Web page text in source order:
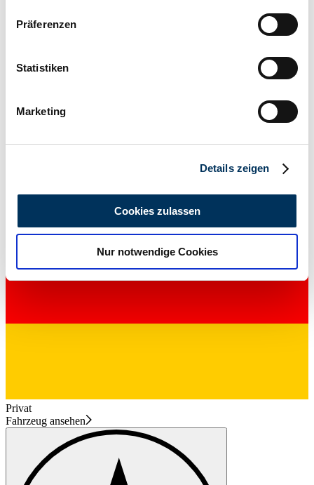
Informationen über Ihre geografische Lage
können
bestimmten Merkmalen (Fingerprinting) identifizieren
Erfahren Sie mehr darüber, wie Ihre persönlichen Daten
analysieren. Außerdem geben wir Informationen zu Ihrer
Verwendung unserer Website an unsere Partner für
soziale Medien, Werbung und Analysen weiter. Unsere
haben oder die sie im Rahmen Ihrer Nutzung der Dienste
Präferenzen
Statistiken
Marketing
Details zeigen
Cookies zulassen
Nur notwendige Cookies
Privat
Fahrzeug ansehen